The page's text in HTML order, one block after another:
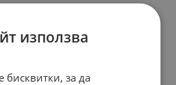
използва
бисквитки, за да